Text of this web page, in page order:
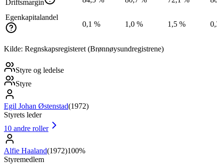
Driftsmargin
Egenkapitalandel
0,1 %
1,0 % 1,5 %
Kilde: Regnskapsregisteret (Brønnøysundregistrene)
Styre og ledelse
Styre
Egil Johan Østenstad(1972)
Styrets leder
10 andre roller
Alfie Haaland(1972)100%
Styremedlem